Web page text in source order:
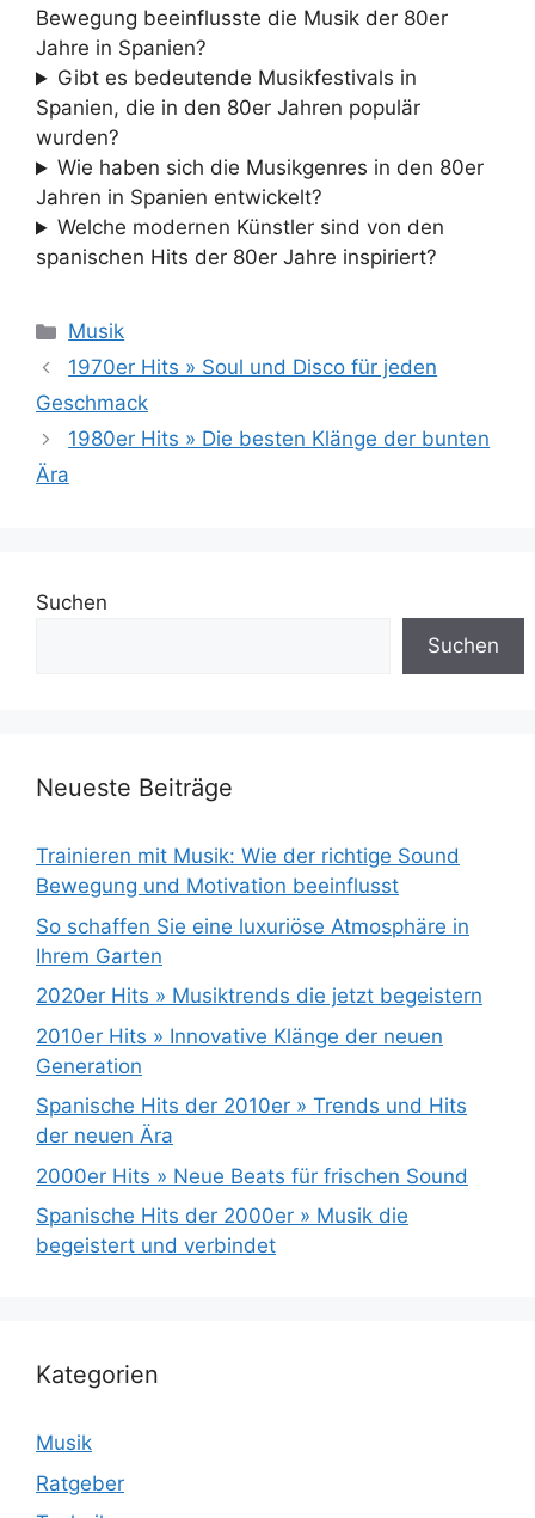
Bewegung beeinflusste die Musik der 80er
Jahre in Spanien?
Gibt es bedeutende Musikfestivals in
Spanien, die in den 80er Jahren populär
wurden?
Wie haben sich die Musikgenres in den 80er
Jahren in Spanien entwickelt?
Welche modernen Künstler sind von den
spanischen Hits der 80er Jahre inspiriert?
Kategorien
Musik
1970er Hits » Soul und Disco für jeden
Geschmack
1980er Hits » Die besten Klänge der bunten
Ära
Suchen
Suchen
Neueste Beiträge
Trainieren mit Musik: Wie der richtige Sound
Bewegung und Motivation beeinflusst
So schaffen Sie eine luxuriöse Atmosphäre in
Ihrem Garten
2020er Hits » Musiktrends die jetzt begeistern
2010er Hits » Innovative Klänge der neuen
Generation
Spanische Hits der 2010er » Trends und Hits
der neuen Ära
2000er Hits » Neue Beats für frischen Sound
Spanische Hits der 2000er » Musik die
begeistert und verbindet
Kategorien
Musik
Ratgeber